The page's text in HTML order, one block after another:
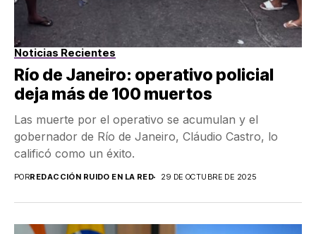
Noticias Recientes
Río de Janeiro: operativo policial
deja más de 100 muertos
Las muerte por el operativo se acumulan y el
gobernador de Río de Janeiro, Cláudio Castro, lo
calificó como un éxito.
PORREDACCIÓN RUIDO EN LA RED 29 DE OCTUBRE DE 2025